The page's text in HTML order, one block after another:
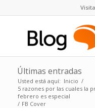
Últimas entradas
Usted está aquí: Inicio /
5 razones por las cuales la
febrero es especial
/ FB Cover